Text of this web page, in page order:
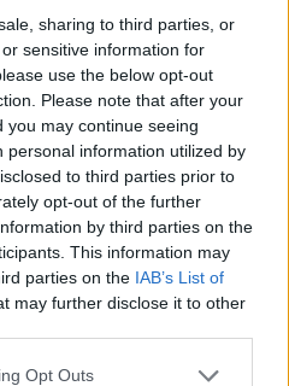
sharing to third parties, or
sensitive information for
use the below opt-out
Please note that after your
may continue seeing
personal information utilized by
to third parties prior to
opt-out of the further
by third parties on the
This information may
parties on the IAB’s List of
may further disclose it to other
Opt Outs
ή, ίσως, η απόλαυση ενός
μαύρου καφέ, μπορεί
των επιπέδων pH.
να τον ανεχτούν με
αλλά αν αναστατώνει το
μπορεί να βοηθήσει”,